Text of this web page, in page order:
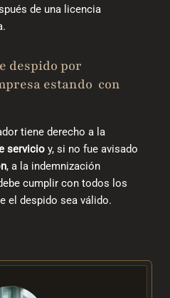
de una licencia
despido por
estando con
tiene derecho a la
servicio y, si no fue avisado
, a la indemnización
cumplir con todos los
el despido sea válido.